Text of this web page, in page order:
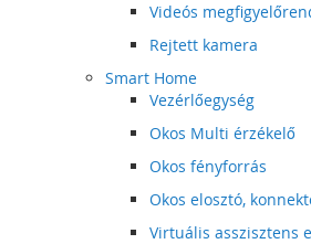
Videós
Rejtett kamera
Smart Home
Vezérlőegység
Okos Multi érzékelő
Okos fényforrás
Okos elosztó,
Virtuális asszisztens